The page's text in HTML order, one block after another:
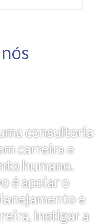
consultoria
carreira e
humano.
é apoiar o
e
instigar a